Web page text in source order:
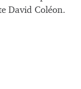
David Coléon.